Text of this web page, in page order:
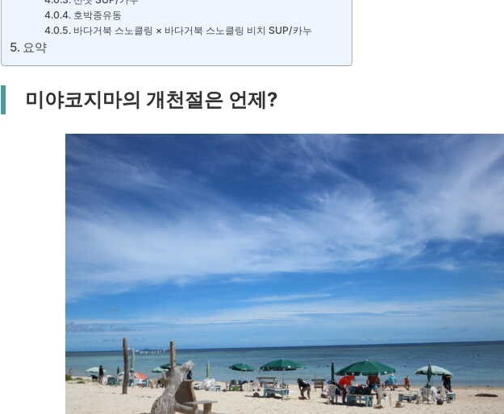
호박종유동
바다거북 스노클링 × 바다거북 스노클링 비치 SUP/카누
요약
미야코지마의 개천절은 언제?